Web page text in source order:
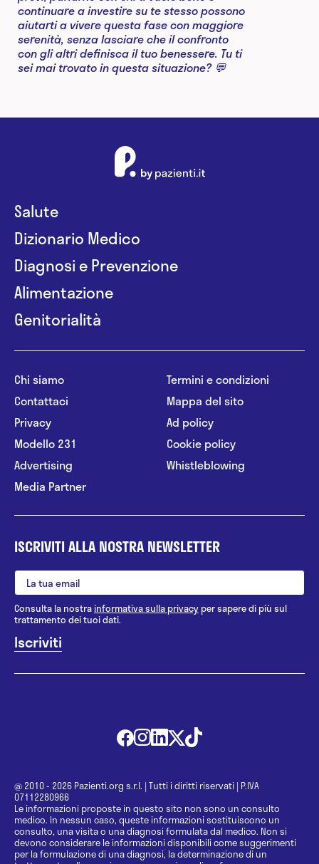
Salute
Dizionario Medico
Diagnosi e Prevenzione
Alimentazione
Genitorialità
Chi siamo
Contattaci
Privacy
Modello 231
Advertising
Media Partner
Termini e condizioni
Mappa del sito
Ad policy
Cookie policy
Whistleblowing
ISCRIVITI ALLA NOSTRA NEWSLETTER
Consulta la nostrainformativa sulla privacy per sapere di più sul
trattamento dei tuoi dati.
@ 2010 - 2026 Pazienti.org s.r.l. | Tutti i diritti riservati | P.IVA
07112280966
Le informazioni proposte in questo sito non sono un consulto
medico. In nessun caso, queste informazioni sostituiscono un
consulto, una visita o una diagnosi formulata dal medico. Non si
devono considerare le informazioni disponibili come suggerimenti
per la formulazione di una diagnosi, la determinazione di un